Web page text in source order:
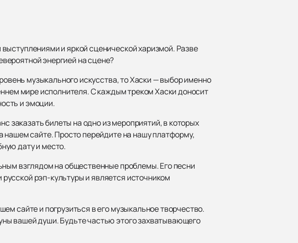
и яркой сценической харизмой. Разве
энергией на сцене?
музыкального искусства, то Хаски — выбор именно
мире исполнителя. С каждым треком Хаски доносит
и эмоции.
заказать билеты на одно из мероприятий, в которых
нашем сайте. Просто перейдите на нашу платформу,
дату и место.
взглядом на общественные проблемы. Его песни
рэп-культуры и является источником
сайте и погрузиться в его музыкальное творчество.
вашей души. Будьте частью этого захватывающего